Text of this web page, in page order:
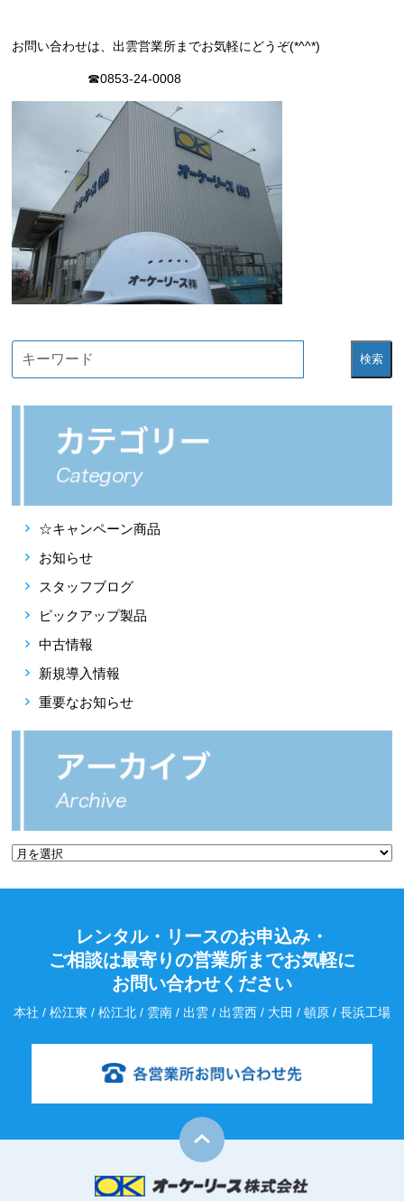
お問い合わせは、出雲営業所までお気軽にどうぞ(*^^*)
☎0853-24-0008
検索
☆キャンペーン商品
お知らせ
スタッフブログ
ピックアップ製品
中古情報
新規導入情報
重要なお知らせ
レンタル・リースのお申込み・
ご相談は最寄りの営業所までお気軽に
お問い合わせください
本社 / 松江東 / 松江北 / 雲南 / 出雲 / 出雲西 / 大田 / 頓原 / 長浜工場